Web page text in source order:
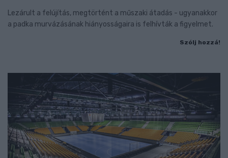
Lezárult a felújítás, megtörtént a műszaki átadás - ugyanakkor
a padka murvázásának hiányosságaira is felhívták a figyelmet.
Szólj hozzá!